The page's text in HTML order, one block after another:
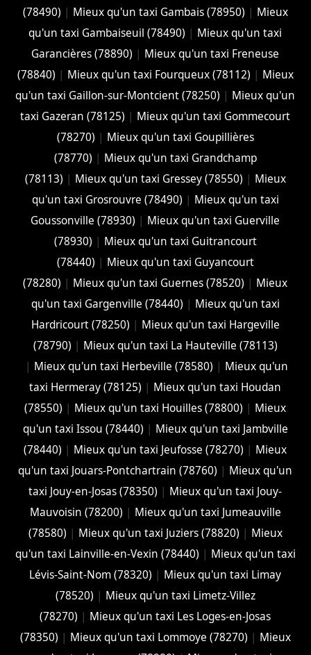
(78490) | Mieux qu'un taxi Gambais (78950) | Mieux
qu'un taxi Gambaiseuil (78490) | Mieux qu'un taxi
Garancières (78890) | Mieux qu'un taxi Freneuse
(78840) | Mieux qu'un taxi Fourqueux (78112) | Mieux
qu'un taxi Gaillon-sur-Montcient (78250) | Mieux qu'un
taxi Gazeran (78125) | Mieux qu'un taxi Gommecourt
(78270) | Mieux qu'un taxi Goupillières
(78770) | Mieux qu'un taxi Grandchamp
(78113) | Mieux qu'un taxi Gressey (78550) | Mieux
qu'un taxi Grosrouvre (78490) | Mieux qu'un taxi
Goussonville (78930) | Mieux qu'un taxi Guerville
(78930) | Mieux qu'un taxi Guitrancourt
(78440) | Mieux qu'un taxi Guyancourt
(78280) | Mieux qu'un taxi Guernes (78520) | Mieux
qu'un taxi Gargenville (78440) | Mieux qu'un taxi
Hardricourt (78250) | Mieux qu'un taxi Hargeville
(78790) | Mieux qu'un taxi La Hauteville (78113)
| Mieux qu'un taxi Herbeville (78580) | Mieux qu'un
taxi Hermeray (78125) | Mieux qu'un taxi Houdan
(78550) | Mieux qu'un taxi Houilles (78800) | Mieux
qu'un taxi Issou (78440) | Mieux qu'un taxi Jambville
(78440) | Mieux qu'un taxi Jeufosse (78270) | Mieux
qu'un taxi Jouars-Pontchartrain (78760) | Mieux qu'un
taxi Jouy-en-Josas (78350) | Mieux qu'un taxi Jouy-
Mauvoisin (78200) | Mieux qu'un taxi Jumeauville
(78580) | Mieux qu'un taxi Juziers (78820) | Mieux
qu'un taxi Lainville-en-Vexin (78440) | Mieux qu'un taxi
Lévis-Saint-Nom (78320) | Mieux qu'un taxi Limay
(78520) | Mieux qu'un taxi Limetz-Villez
(78270) | Mieux qu'un taxi Les Loges-en-Josas
(78350) | Mieux qu'un taxi Lommoye (78270) | Mieux